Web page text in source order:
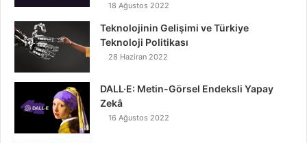
18 Ağustos 2022
Teknolojinin Gelişimi ve Türkiye
Teknoloji Politikası
28 Haziran 2022
DALL·E: Metin-Görsel Endeksli Yapay
Zekâ
16 Ağustos 2022